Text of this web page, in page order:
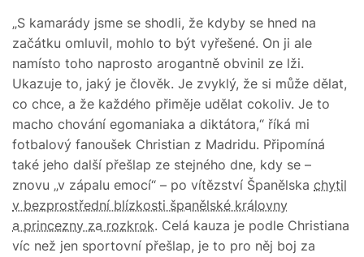
„S kamarády jsme se shodli, že kdyby se hned na
začátku omluvil, mohlo to být vyřešené. On ji ale
namísto toho naprosto arogantně obvinil ze lži.
Ukazuje to, jaký je člověk. Je zvyklý, že si může dělat,
co chce, a že každého přiměje udělat cokoliv. Je to
macho chování egomaniaka a diktátora,“ říká mi
fotbalový fanoušek Christian z Madridu. Připomíná
také jeho další přešlap ze stejného dne, kdy se –
znovu „v zápalu emocí“ – po vítězství Španělska chytil
v bezprostřední blízkosti španělské královny
a princezny za rozkrok. Celá kauza je podle Christiana
víc než jen sportovní přešlap, je to pro něj boj za